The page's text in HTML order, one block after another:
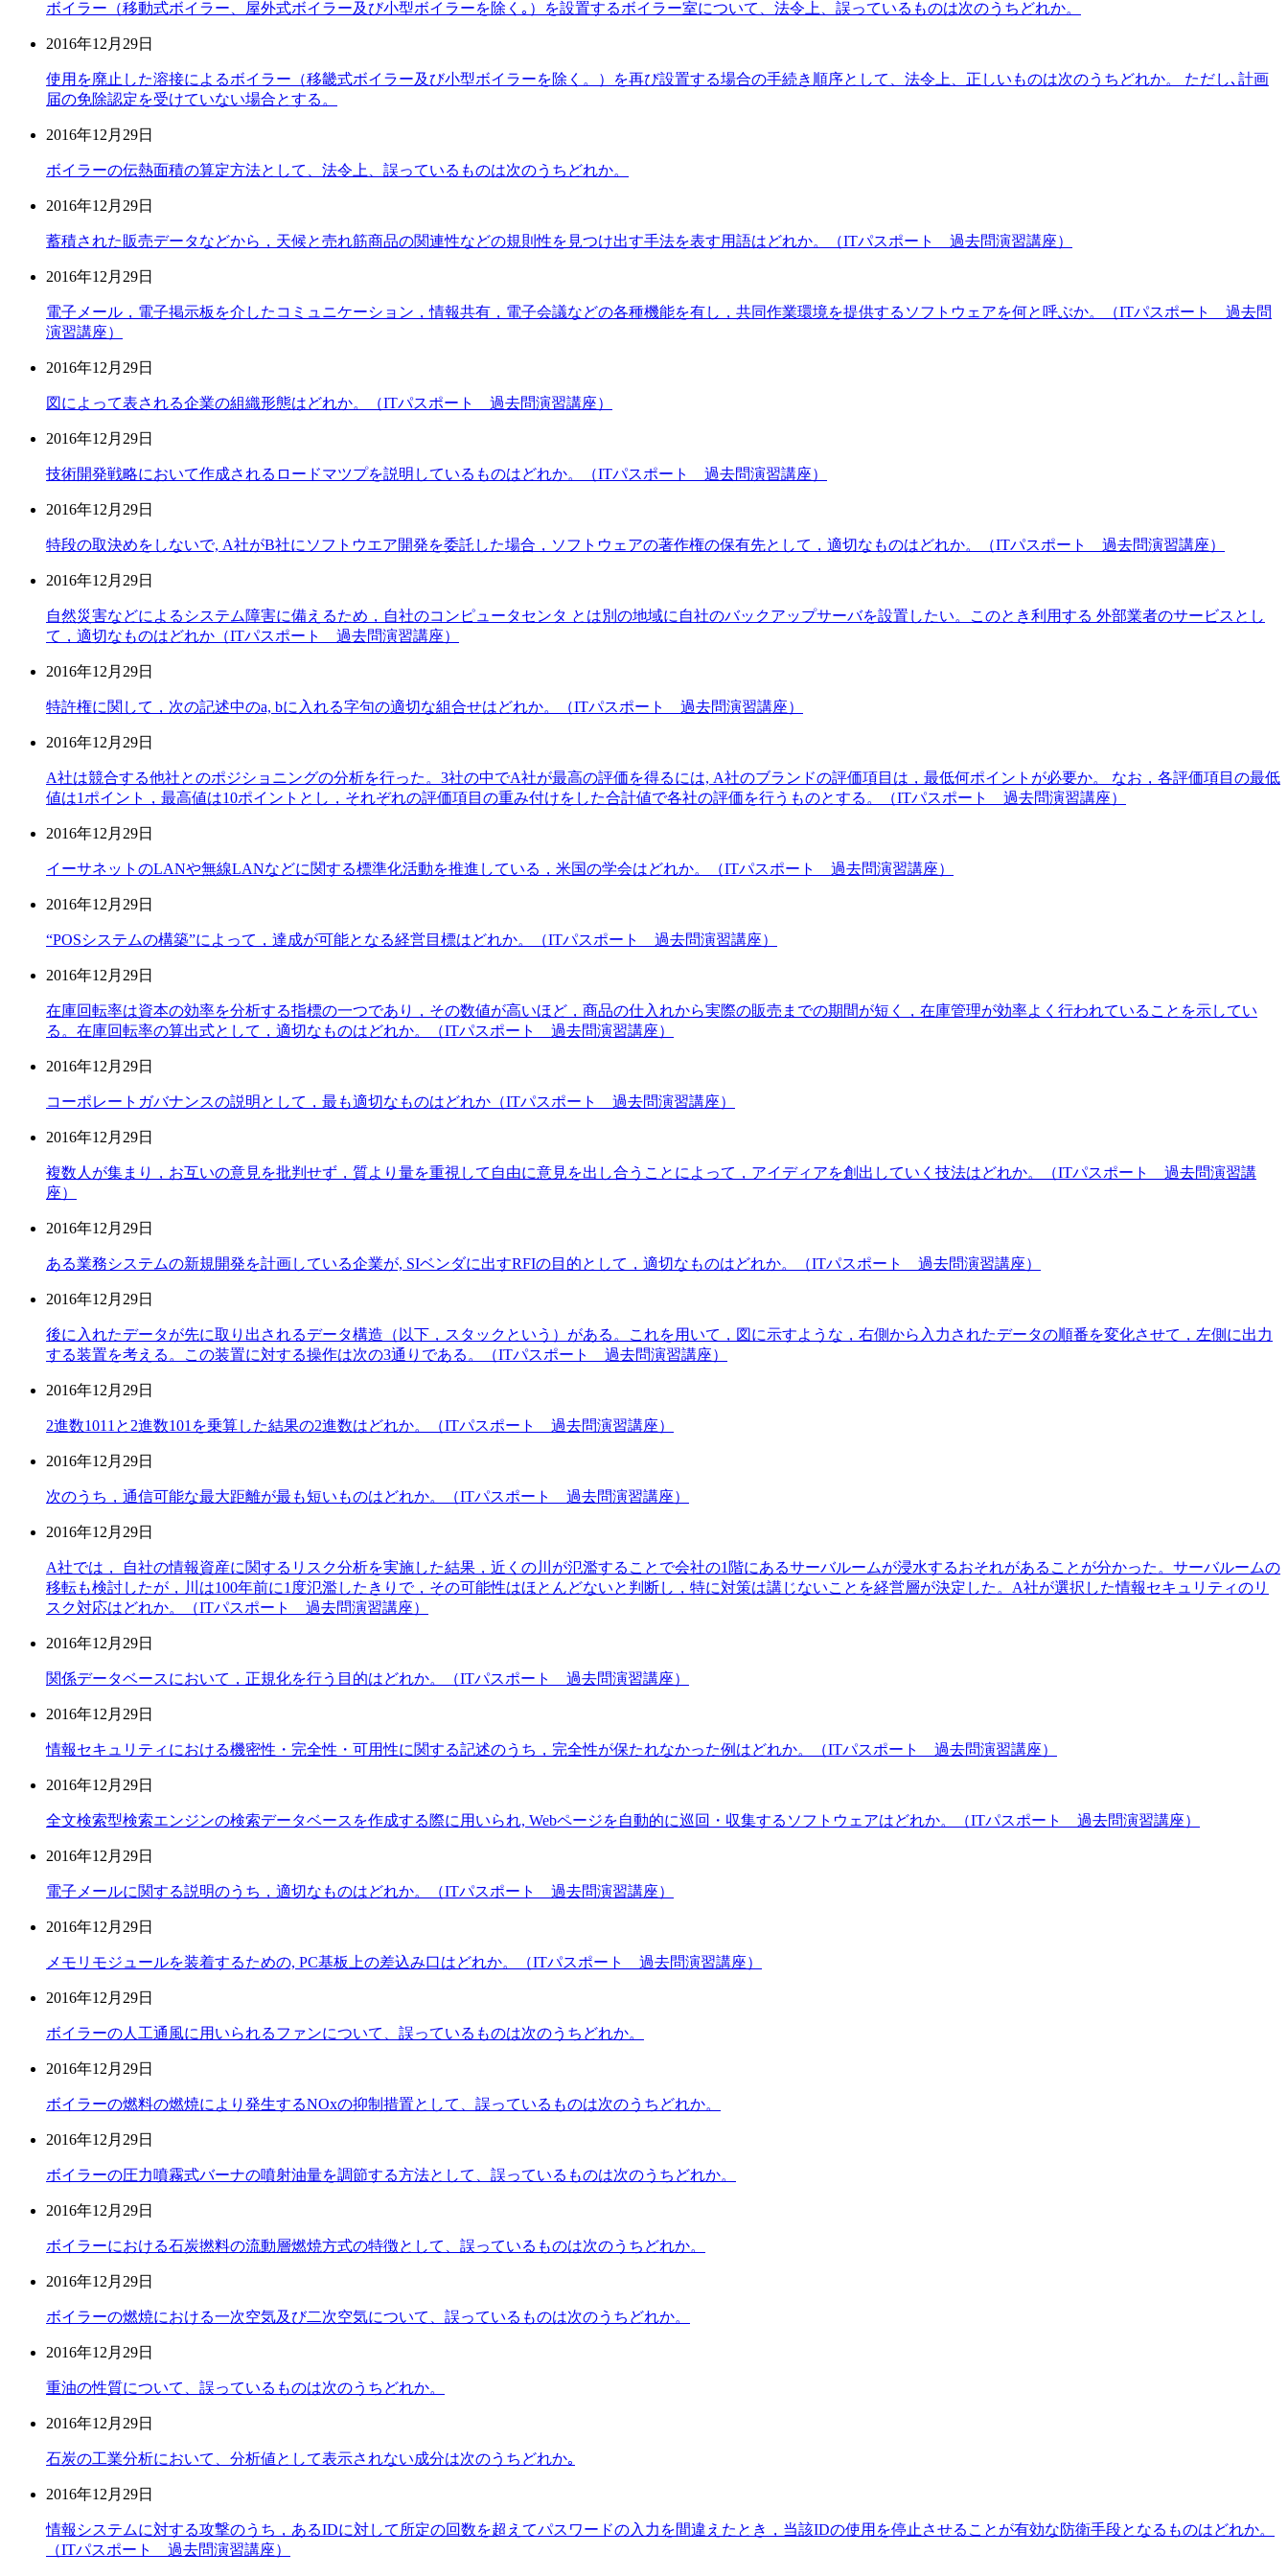
ボイラー（移動式ボイラー、屋外式ボイラー及び小型ボイラーを除く｡）を設置するボイラー室について、法令上、誤っているものは次のうちどれか。
2016年12月29日
使用を廃止した溶接によるボイラー（移畿式ボイラー及び小型ボイラーを除く。）を再び設置する場合の手続き順序として、法令上、正しいものは次のうちどれか。 ただし､計画
届の免除認定を受けていない場合とする。
2016年12月29日
ボイラーの伝熱面積の算定方法として、法令上、誤っているものは次のうちどれか。
2016年12月29日
蓄積された販売データなどから，天候と売れ筋商品の関連性などの規則性を見つけ出す手法を表す用語はどれか。（ITパスポート 過去問演習講座）
2016年12月29日
電子メール，電子掲示板を介したコミュニケーション，情報共有，電子会議などの各種機能を有し，共同作業環境を提供するソフトウェアを何と呼ぶか。（ITパスポート 過去問
演習講座）
2016年12月29日
図によって表される企業の組織形態はどれか。（ITパスポート 過去問演習講座）
2016年12月29日
技術開発戦略において作成されるロードマツプを説明しているものはどれか。（ITパスポート 過去問演習講座）
2016年12月29日
特段の取決めをしないで, A社がB社にソフトウエア開発を委託した場合，ソフトウェアの著作権の保有先として，適切なものはどれか。（ITパスポート 過去問演習講座）
2016年12月29日
自然災害などによるシステム障害に備えるため，自社のコンピュータセンタ とは別の地域に自社のバックアップサーバを設置したい。このとき利用する 外部業者のサービスとし
て，適切なものはどれか（ITパスポート 過去問演習講座）
2016年12月29日
特許権に関して，次の記述中のa, bに入れる字句の適切な組合せはどれか。（ITパスポート 過去問演習講座）
2016年12月29日
A社は競合する他社とのポジショニングの分析を行った。3社の中でA社が最高の評価を得るには, A社のブランドの評価項目は，最低何ポイントが必要か。 なお，各評価項目の最低
値は1ポイント，最高値は10ポイントとし，それぞれの評価項目の重み付けをした合計値で各社の評価を行うものとする。（ITパスポート 過去問演習講座）
2016年12月29日
イーサネットのLANや無線LANなどに関する標準化活動を推進している，米国の学会はどれか。（ITパスポート 過去問演習講座）
2016年12月29日
“POSシステムの構築”によって，達成が可能となる経営目標はどれか。（ITパスポート 過去問演習講座）
2016年12月29日
在庫回転率は資本の効率を分析する指標の一つであり，その数値が高いほど，商品の仕入れから実際の販売までの期間が短く，在庫管理が効率よく行われていることを示してい
る。在庫回転率の算出式として，適切なものはどれか。（ITパスポート 過去問演習講座）
2016年12月29日
コーポレートガバナンスの説明として，最も適切なものはどれか（ITパスポート 過去問演習講座）
2016年12月29日
複数人が集まり，お互いの意見を批判せず，質より量を重視して自由に意見を出し合うことによって，アイディアを創出していく技法はどれか。（ITパスポート 過去問演習講
座）
2016年12月29日
ある業務システムの新規開発を計画している企業が, SIベンダに出すRFIの目的として，適切なものはどれか。（ITパスポート 過去問演習講座）
2016年12月29日
後に入れたデータが先に取り出されるデータ構造（以下，スタックという）がある。これを用いて，図に示すような，右側から入力されたデータの順番を変化させて，左側に出力
する装置を考える。この装置に対する操作は次の3通りである。（ITパスポート 過去問演習講座）
2016年12月29日
2進数1011と2進数101を乗算した結果の2進数はどれか。（ITパスポート 過去問演習講座）
2016年12月29日
次のうち，通信可能な最大距離が最も短いものはどれか。（ITパスポート 過去問演習講座）
2016年12月29日
A社では， 自社の情報資産に関するリスク分析を実施した結果，近くの川が氾濫することで会社の1階にあるサーバルームが浸水するおそれがあることが分かった。サーバルームの
移転も検討したが，川は100年前に1度氾濫したきりで，その可能性はほとんどないと判断し，特に対策は講じないことを経営層が決定した。A社が選択した情報セキュリティのリ
スク対応はどれか。（ITパスポート 過去問演習講座）
2016年12月29日
関係データベースにおいて，正規化を行う目的はどれか。（ITパスポート 過去問演習講座）
2016年12月29日
情報セキュリティにおける機密性・完全性・可用性に関する記述のうち，完全性が保たれなかった例はどれか。（ITパスポート 過去問演習講座）
2016年12月29日
全文検索型検索エンジンの検索データベースを作成する際に用いられ, Webページを自動的に巡回・収集するソフトウェアはどれか。（ITパスポート 過去問演習講座）
2016年12月29日
電子メールに関する説明のうち，適切なものはどれか。（ITパスポート 過去問演習講座）
2016年12月29日
メモリモジュールを装着するための, PC基板上の差込み口はどれか。（ITパスポート 過去問演習講座）
2016年12月29日
ボイラーの人工通風に用いられるファンについて、誤っているものは次のうちどれか。
2016年12月29日
ボイラーの燃料の燃焼により発生するNOxの抑制措置として、誤っているものは次のうちどれか。
2016年12月29日
ボイラーの圧力噴霧式バーナの噴射油量を調節する方法として、誤っているものは次のうちどれか。
2016年12月29日
ボイラーにおける石炭撚料の流動層燃焼方式の特徴として、誤っているものは次のうちどれか。
2016年12月29日
ボイラーの燃焼における一次空気及び二次空気について、誤っているものは次のうちどれか。
2016年12月29日
重油の性質について、誤っているものは次のうちどれか。
2016年12月29日
石炭の工業分析において、分析値として表示されない成分は次のうちどれか｡
2016年12月29日
情報システムに対する攻撃のうち，あるIDに対して所定の回数を超えてパスワードの入力を間違えたとき，当該IDの使用を停止させることが有効な防衛手段となるものはどれか。
（ITパスポート 過去問演習講座）